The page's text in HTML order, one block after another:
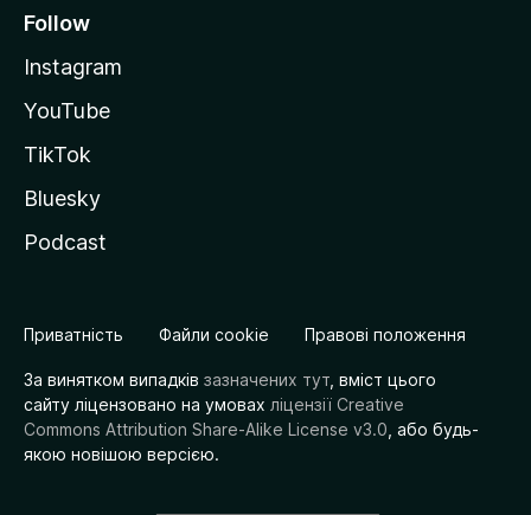
Follow
Instagram
YouTube
TikTok
Bluesky
Podcast
Приватність Файли cookie Правові положення
За винятком випадків зазначених тут , вміст цього
сайту ліцензовано на умовах ліцензії Creative
Commons Attribution Share-Alike License v3.0 , або будь-
якою новішою версією.